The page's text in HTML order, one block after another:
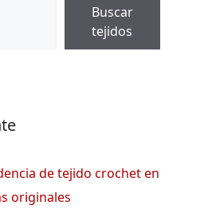
Buscar
tejidos
de tejido crochet en
originales